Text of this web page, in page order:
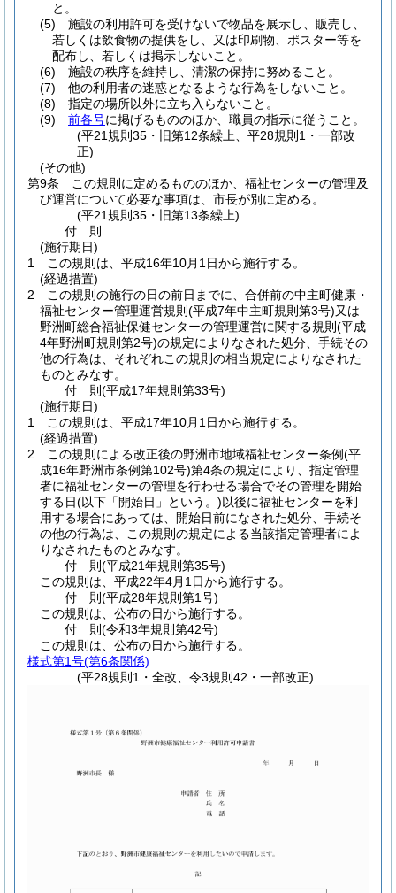
と。
(5)
施設の利用許可を受けないで物品を展示し、販売し、
若しくは飲食物の提供をし、又は印刷物、ポスター等を
配布し、若しくは掲示しないこと。
(6)
施設の秩序を維持し、清潔の保持に努めること。
(7)
他の利用者の迷惑となるような行為をしないこと。
(8)
指定の場所以外に立ち入らないこと。
(9)
前各号に掲げるもののほか、職員の指示に従うこと。
(平21規則35・旧第12条繰上、平28規則1・一部改
正)
(その他)
第9条
この規則に定めるもののほか、福祉センターの管理及
び運営について必要な事項は、市長が別に定める。
(平21規則35・旧第13条繰上)
付 則
(施行期日)
1
この規則は、平成16年10月1日から施行する。
(経過措置)
2
この規則の施行の日の前日までに、合併前の中主町健康・
福祉センター管理運営規則 (平成7年中主町規則第3号)又は
野洲町総合福祉保健センターの管理運営に関する規則 (平成
4年野洲町規則第2号)の規定によりなされた処分、手続その
他の行為は、それぞれこの規則の相当規定によりなされた
ものとみなす。
付 則(平成17年規則第33号)
(施行期日)
1
この規則は、平成17年10月1日から施行する。
(経過措置)
2
この規則による改正後の野洲市地域福祉センター条例(平
成16年野洲市条例第102号)第4条の規定により、指定管理
者に福祉センターの管理を行わせる場合でその管理を開始
する日(以下「開始日」という。)以後に福祉センターを利
用する場合にあっては、開始日前になされた処分、手続そ
の他の行為は、この規則の規定による当該指定管理者によ
りなされたものとみなす。
付 則(平成21年規則第35号)
この規則は、平成22年4月1日から施行する。
付 則(平成28年規則第1号)
この規則は、公布の日から施行する。
付 則(令和3年規則第42号)
この規則は、公布の日から施行する。
様式第1号(第6条関係)
(平28規則1・全改、令3規則42・一部改正)